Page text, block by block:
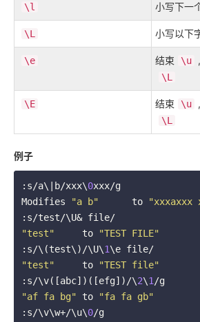
\l 小写下一
\L 小写以下
\e 结束 \u ,
\L
\E 结束 \u ,
\L
例子
:s/a\|b/xxx\0xxx/g		         #
Modifies
"a b"
      to
"xxxaxxx
"test"
     to
"TEST FILE"
:s/\(test\)/\U\1
"test"
     to
"TEST file"
:s/\v([abc])([efg])/\2\1
"af fa bg"
to
"fa fa gb"
:s/\v\w+/\u\0